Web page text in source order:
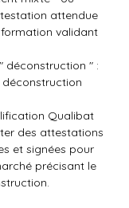
attendue
validant
déconstruction " :
Qualibat
des attestations
et signées pour
précisant le